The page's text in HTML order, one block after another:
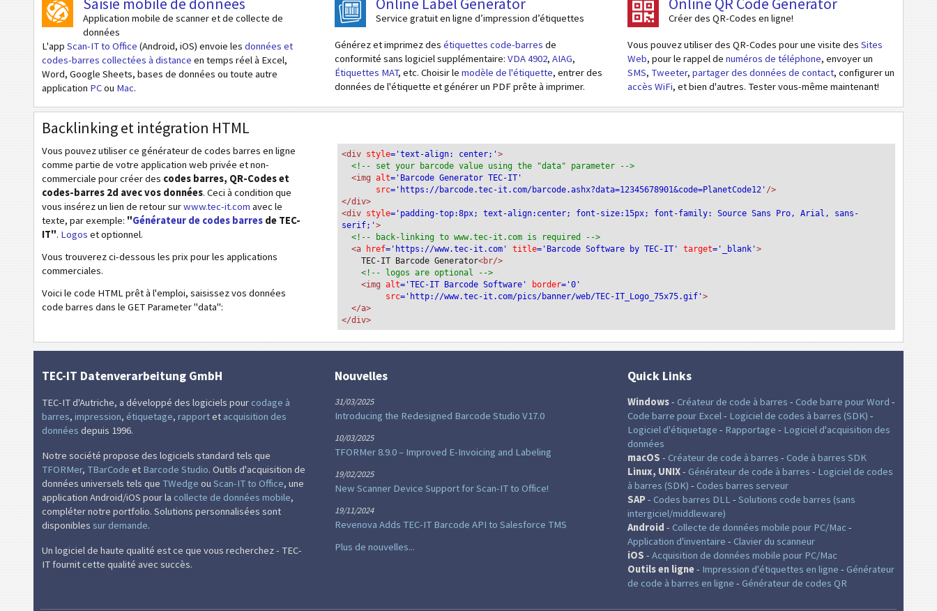
Codes ISBN
Cartes de visite
Codes calendrier
Wi-Fi codes barres
Application mobile de scanner et de collecte de
données
L'app Scan-IT to Office (Android, iOS) envoie les données et
codes-barres collectées à distance en temps réel à Excel,
Word, Google Sheets, bases de données ou toute autre
application PCou Mac.
Service gratuit en ligne d’impression d’étiquettes
Générez et imprimez des étiquettes code-barres de
conformité sans logiciel supplémentaire: VDA 4902, AIAG,
Étiquettes MAT, etc. Choisir le modèle de l'étiquette, entrer des
données de l'étiquette et générer un PDF prête à imprimer.
Créer des QR-Codes en ligne!
Vous pouvez utiliser des QR-Codes pour une visite des Sites
Web, pour le rappel de numéros de téléphone, envoyer un
SMS, Tweeter, partager des données de contact, configurer un
accès WiFi, et bien d'autres. Tester vous-même maintenant!
Backlinking et intégration HTML
Vous pouvez utiliser ce générateur de codes barres en ligne
comme partie de votre application web privée et non-
commerciale pour créer des codes barres, QR-Codes et
codes-barres 2d avec vos données. Ceci à condition que
vous insérez un lien de retour surwww.tec-it.com avec le
texte, par exemple: "Générateur de codes barres de TEC-
IT". Logos et optionnel.
Vous trouverez ci-dessous les prix pour les applications
commerciales.
Voici le code HTML prêt à l'emploi, saisissez vos données
code barres dans le GET Parameter "data":
<div style='text-align: center;'>
<!-- set your barcode value using the "data" parameter -->
<img alt='Barcode Generator TEC-IT'
src='https://barcode.tec-it.com/barcode.ashx?data=12345678901&code=PlanetCode12' />
</div>
<div style='padding-top:8px; text-align:center; font-size:15px; font-family: Source Sans Pro, Arial, sans-
serif;'>
<!-- back-linking to www.tec-it.com is required -->
<a
href='https://www.tec-it.com' title='Barcode Software by TEC-IT' target='_blank'>
TEC-IT Barcode Generator<br/>
<!-- logos are optional -->
<img alt='TEC-IT Barcode Software' border='0'
src='http://www.tec-it.com/pics/banner/web/TEC-IT_Logo_75x75.gif'>
</a>
</div>
TEC-IT Datenverarbeitung GmbH
TEC-IT d'Autriche, a développé des logiciels pour codage à
barres, impression, étiquetage, rapportet acquisition des
données depuis 1996.
Notre société propose des logiciels standard tels que
TFORMer, TBarCode et Barcode Studio. Outils d'acquisition de
données universels tels que TWedge ou Scan-IT to Office, une
application Android/iOS pour la collecte de données mobile,
compléter notre portfolio. Solutions personnalisées sont
disponibles sur demande.
Un logiciel de haute qualité est ce que vous recherchez - TEC-
IT fournit cette qualité avec succès.
Nouvelles
31/03/2025
Introducing the Redesigned Barcode Studio V17.0
10/03/2025
TFORMer 8.9.0 – Improved E-Invoicing and Labeling
19/02/2025
New Scanner Device Support for Scan-IT to Office!
19/11/2024
Revenova Adds TEC-IT Barcode API to Salesforce TMS
Plus de nouvelles...
Quick Links
Windows- Créateur de code à barres - Code barre pour Word -
Code barre pour Excel- Logiciel de codes à barres (SDK) -
Logiciel d'étiquetage - Rapportage - Logiciel d'acquisition des
données
macOS - Créateur de code à barres - Code à barres SDK
Linux, UNIX- Générateur de code à barres - Logiciel de codes
à barres (SDK) - Codes barres serveur
SAP- Codes barres DLL- Solutions code barres (sans
intergiciel/middleware)
Android - Collecte de données mobile pour PC/Mac -
Application d'inventaire - Clavier du scanneur
iOS - Acquisition de données mobile pour PC/Mac
Outils en ligne- Impression d'étiquettes en ligne - Générateur
de code à barres en ligne - Générateur de codes QR